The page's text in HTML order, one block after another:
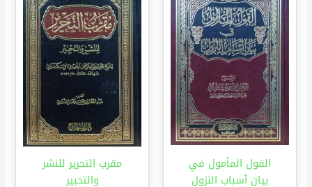
القول المأمول في
بيان أسباب النزول
مقرب التحرير للنشر
والتحبير